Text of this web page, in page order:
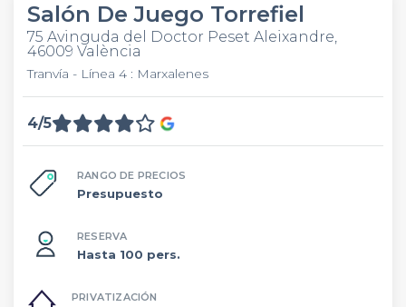
Salón De Juego Torrefiel
75 Avinguda del Doctor Peset Aleixandre,
46009 València
Tranvía - Línea 4 : Marxalenes
4/5
RANGO DE PRECIOS
Presupuesto
RESERVA
Hasta 100 pers.
PRIVATIZACIÓN